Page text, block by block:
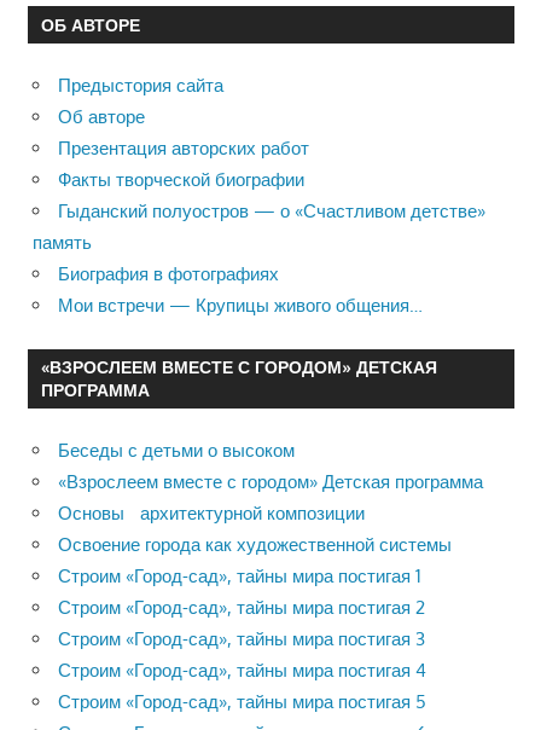
ОБ АВТОРЕ
Предыстория сайта
Об авторе
Презентация авторских работ
Факты творческой биографии
Гыданский полуостров — о «Счастливом детстве»
память
Биография в фотографиях
Мои встречи — Крупицы живого общения…
«ВЗРОСЛЕЕМ ВМЕСТЕ С ГОРОДОМ» ДЕТСКАЯ
ПРОГРАММА
Беседы с детьми о высоком
«Взрослеем вместе с городом» Детская программа
Основы архитектурной композиции
Освоение города как художественной системы
Строим «Город-сад», тайны мира постигая 1
Строим «Город-сад», тайны мира постигая 2
Строим «Город-сад», тайны мира постигая 3
Строим «Город-сад», тайны мира постигая 4
Строим «Город-сад», тайны мира постигая 5